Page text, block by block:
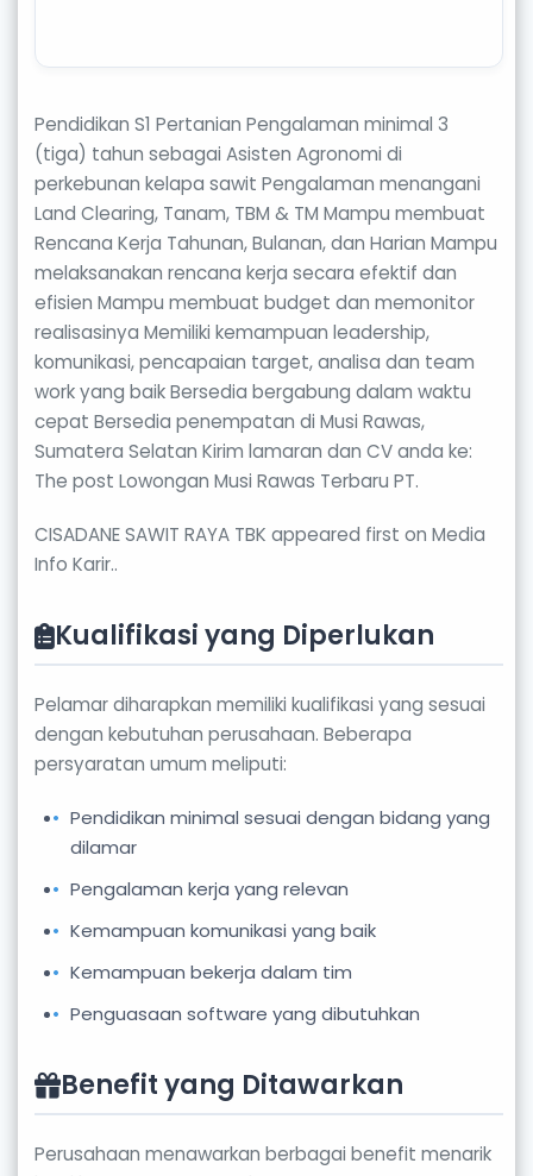
Pendidikan S1 Pertanian Pengalaman minimal 3
(tiga) tahun sebagai Asisten Agronomi di
perkebunan kelapa sawit Pengalaman menangani
Land Clearing, Tanam, TBM & TM Mampu membuat
Rencana Kerja Tahunan, Bulanan, dan Harian Mampu
melaksanakan rencana kerja secara efektif dan
efisien Mampu membuat budget dan memonitor
realisasinya Memiliki kemampuan leadership,
komunikasi, pencapaian target, analisa dan team
work yang baik Bersedia bergabung dalam waktu
cepat Bersedia penempatan di Musi Rawas,
Sumatera Selatan Kirim lamaran dan CV anda ke:
The post Lowongan Musi Rawas Terbaru PT.
CISADANE SAWIT RAYA TBK appeared first on Media
Info Karir..
Kualifikasi yang Diperlukan
Pelamar diharapkan memiliki kualifikasi yang sesuai
dengan kebutuhan perusahaan. Beberapa
persyaratan umum meliputi:
Pendidikan minimal sesuai dengan bidang yang
dilamar
Pengalaman kerja yang relevan
Kemampuan komunikasi yang baik
Kemampuan bekerja dalam tim
Penguasaan software yang dibutuhkan
Benefit yang Ditawarkan
Perusahaan menawarkan berbagai benefit menarik